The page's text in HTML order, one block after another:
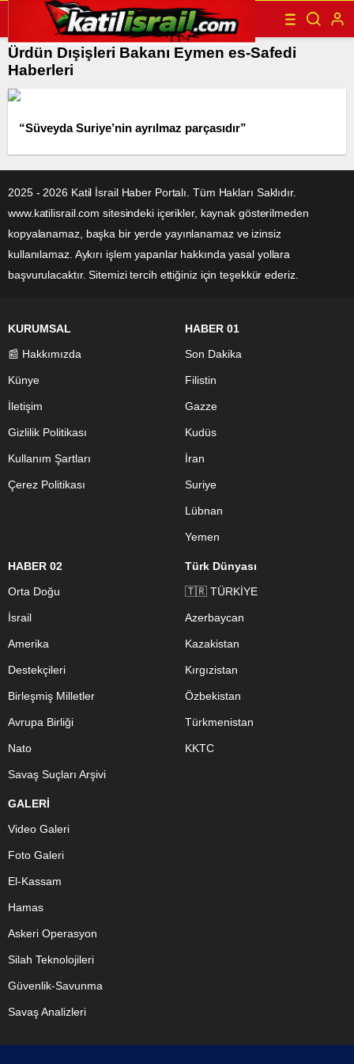
Ürdün Dışişleri Bakanı Eymen es-Safedi
Haberleri
“Süveyda Suriye’nin ayrılmaz parçasıdır”
2025 - 2026 Katil İsrail Haber Portalı. Tüm Hakları Saklıdır.
www.katilisrail.com sitesindeki içerikler, kaynak gösterilmeden
kopyalanamaz, başka bir yerde yayınlanamaz ve izinsiz
kullanılamaz. Aykırı işlem yapanlar hakkında yasal yollara
başvurulacaktır. Sitemizi tercih ettiğiniz için teşekkür ederiz.
KURUMSAL
📰 Hakkımızda
Künye
İletişim
Gizlilik Politikası
Kullanım Şartları
Çerez Politikası
HABER 01
Son Dakika
Filistin
Gazze
Kudüs
İran
Suriye
Lübnan
Yemen
HABER 02
Orta Doğu
İsrail
Amerika
Destekçileri
Birleşmiş Milletler
Avrupa Birliği
Nato
Savaş Suçları Arşivi
Türk Dünyası
🇹🇷 TÜRKİYE
Azerbaycan
Kazakistan
Kırgızistan
Özbekistan
Türkmenistan
KKTC
GALERİ
Video Galeri
Foto Galeri
El-Kassam
Hamas
Askeri Operasyon
Silah Teknolojileri
Güvenlik-Savunma
Savaş Analizleri